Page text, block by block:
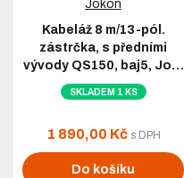
Kabeláž 8 m/13-pól.
zástrčka, s předními
vývody QS150, baj5, Jo…
SKLADEM 1 KS
1 890,00 Kč s DPH
Do košíku